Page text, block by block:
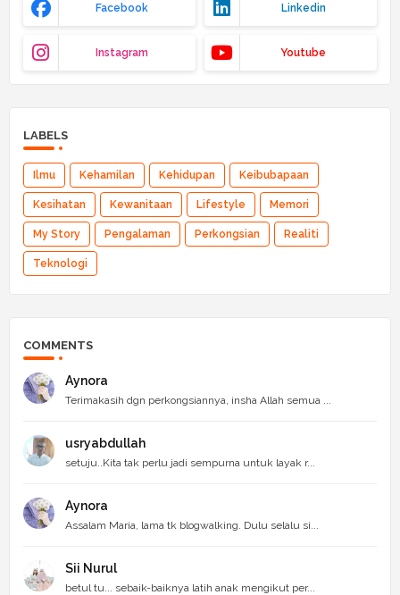
Facebook Linkedin
Instagram Youtube
LABELS
Ilmu Kehamilan Kehidupan Keibubapaan
Kesihatan Kewanitaan Lifestyle Memori
My Story Pengalaman Perkongsian Realiti
Teknologi
COMMENTS
Aynora
Terimakasih dgn perkongsiannya, insha Allah semua ...
usryabdullah
setuju..Kita tak perlu jadi sempurna untuk layak r...
Aynora
Assalam Maria, lama tk blogwalking. Dulu selalu si...
Sii Nurul
betul tu... sebaik-baiknya latih anak mengikut per...